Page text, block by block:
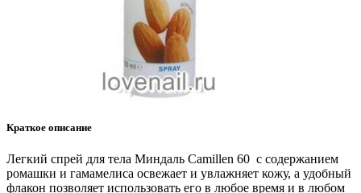
Краткое описание
Легкий cпрей для тела Миндаль Camillen 60 с содержанием
ромашки и гамамелиса освежает и увлажняет кожу, а удобный
флакон позволяет использовать его в любое время и в любом